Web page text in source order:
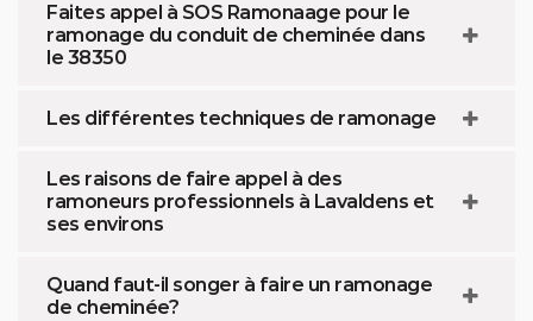
Faites appel à SOS Ramonaage pour le
ramonage du conduit de cheminée dans
le 38350
Les différentes techniques de ramonage
Les raisons de faire appel à des
ramoneurs professionnels à Lavaldens et
ses environs
Quand faut-il songer à faire un ramonage
de cheminée?